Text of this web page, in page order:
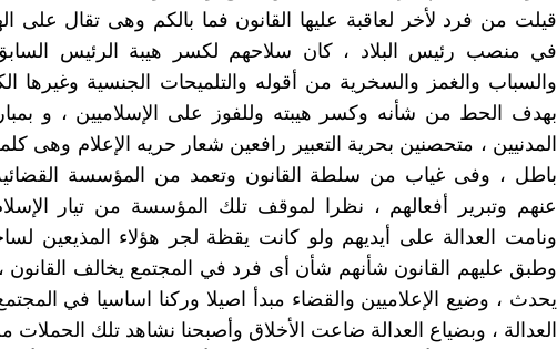
قيلت من فرد لأخر لعاقبة عليها القانون فما بالكم وهى تقال على
في منصب رئيس البلاد ، كان سلاحهم لكسر هيبة الرئيس
والسباب والغمز والسخرية من أقوله والتلميحات الجنسية وغيرها
بهدف الحط من شأنه وكسر هيبته وللفوز على الإسلاميين ، و
المدنيين ، متحصنين بحرية التعبير رافعين شعار حريه الإعلام وهى
باطل ، وفى غياب من سلطة القانون وتعمد من المؤسسة
عنهم وتبرير أفعالهم ، نظرا لموقف تلك المؤسسة من تيار
ونامت العدالة على أيديهم ولو كانت يقظة لجر هؤلاء المذيعين
وطبق عليهم القانون شأنهم شأن أى فرد في المجتمع يخالف القانون
يحدث ، وضيع الإعلاميين والقضاء مبدأ اصيلا وركنا اساسيا في
العدالة ، وبضياع العدالة ضاعت الأخلاق وأصبحنا نشاهد تلك الحملات